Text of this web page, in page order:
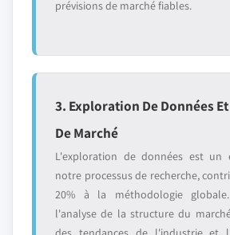
prévisions de marché fiables.
3. Exploration De Données
De Marché
L'exploration de données est un
notre processus de recherche,
20% à la méthodologie
l'analyse de la structure du